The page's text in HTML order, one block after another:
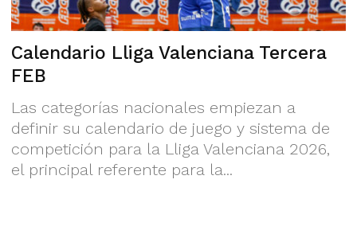
Calendario Lliga Valenciana Tercera
FEB
Las categorías nacionales empiezan a
definir su calendario de juego y sistema de
competición para la Lliga Valenciana 2026,
el principal referente para la...